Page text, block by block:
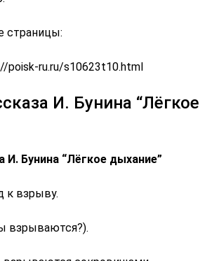
страницы:
poisk-ru.ru/s10623t10.html
И. Бунина “Лёгкое
И. Бунина “Лёгкое дыхание”
к взрыву.
взрываются?).